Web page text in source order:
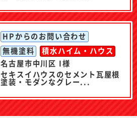
HPからのお問い合わせ
無機塗料
積水ハイム・ハウス
名古屋市中川区 I様
セキスイハウスのセメント瓦屋根
塗装・モダンなグレー...